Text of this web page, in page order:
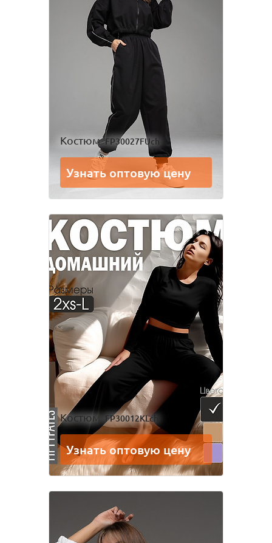
Одежда для взрослых
Боди Брюки
Костюм
Толстовка
Шорты
Костюм FP30027FUch
Узнать оптовую цену
Костюм FP30012KLch
Узнать оптовую цену